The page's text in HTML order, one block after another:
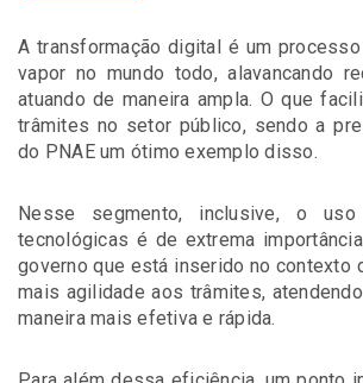
A transformação digital é um
vapor no mundo todo, alavancando
atuando de maneira ampla. O que
trâmites no setor público, sendo a
do PNAE um ótimo exemplo disso.
Nesse segmento, inclusive, o
tecnológicas é de extrema
governo que está inserido no contexto
mais agilidade aos trâmites,
maneira mais efetiva e rápida.